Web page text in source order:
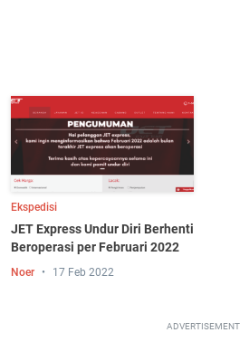
Ekspedisi
JET Express Undur Diri Berhenti
Beroperasi per Februari 2022
Noer 17 Feb 2022
ADVERTISEMENT